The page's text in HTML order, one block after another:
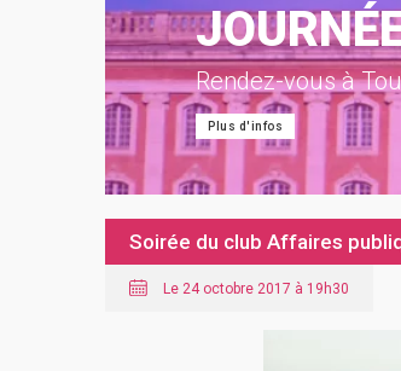
Rendez-vous à
Plus d'infos
Soirée du club Affaires
Le 24 octobre 2017 à 19h30